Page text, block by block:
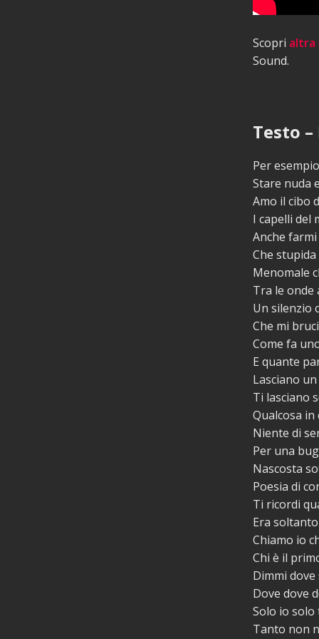
Scopri altra
Sound.
Testo
Per
Stare nuda
Amo il cibo
I capelli del
Anche
Che stupida
Menomale
Tra le onde
Un silenzio
Che mi
Come fa
E quante
Lasciano
Ti lasciano
Qualcosa in
Niente di
Per una
Nascosta
Poesia di
Ti ricordi
Era
Chiamo io
Chi è il
Dimmi dove
Dove dove
Solo io solo
Tanto non